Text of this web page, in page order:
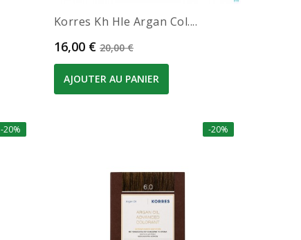
Korres Kh Hle Argan Col....
Prix
16,00 € Prix de base
20,00 €
AJOUTER AU PANIER
-20% -20%